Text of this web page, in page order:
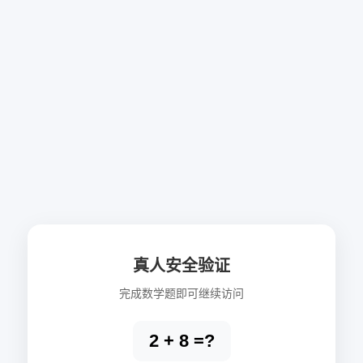
真人安全验证
完成数学题即可继续访问
2 + 8 =?